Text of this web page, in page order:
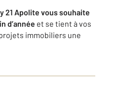
21 Apolite vous souhaite
d’année et se tient à vos
immobiliers une